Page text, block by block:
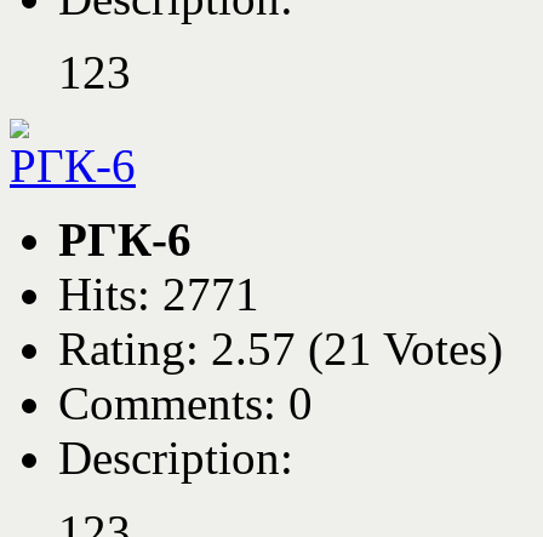
123
РГК-6
Hits: 2771
Rating: 2.57 (21 Votes)
Comments: 0
Description: